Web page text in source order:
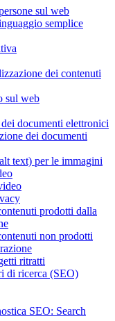
sul web
semplice
dei contenuti
sul web
documenti elettronici
dei documenti
text) per le immagini
prodotti dalla
non prodotti
ritratti
di ricerca (SEO)
SEO: Search